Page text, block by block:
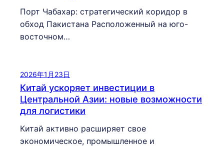
Порт Чабахар: стратегический коридор в
обход Пакистана Расположенный на юго-
восточном…
2026年1月23日
Китай ускоряет инвестиции в
Центральной Азии: новые возможности
для логистики
Китай активно расширяет свое
экономическое, промышленное и